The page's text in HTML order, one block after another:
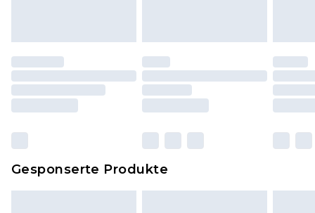
Schuhe dürfen nur in Innenräumen anprobiert
worden sein. Artikel aus dem Homeware-Bereich,
einschließlich Bettwäsche, Matratzen, Toppern
und Kissen, müssen unbenutzt und in ihrer
zurückgesendet werden.
Klickehierum unsere vollständigen
Gesponserte Produkte